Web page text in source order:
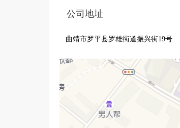
公司地址
曲靖市罗平县罗雄街道振兴街19号